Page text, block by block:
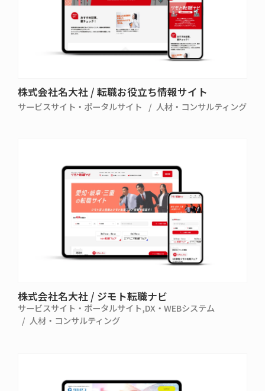
株式会社名大社 / 転職お役立ち情報サイト
サービスサイト・ポータルサイト 人材・コンサルティング
株式会社名大社 / ジモト転職ナビ
サービスサイト・ポータルサイト DX・WEBシステム
人材・コンサルティング